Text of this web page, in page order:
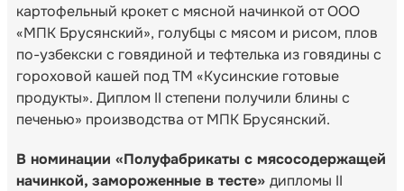
картофельный крокет с мясной начинкой от ООО
«МПК Брусянский», голубцы с мясом и рисом, плов
по-узбекски с говядиной и тефтелька из говядины с
гороховой кашей под ТМ «Кусинские готовые
продукты». Диплом II степени получили блины с
печенью» производства от МПК Брусянский.
В номинации «Полуфабрикаты с мясосодержащей
начинкой, замороженные в тесте» дипломы II